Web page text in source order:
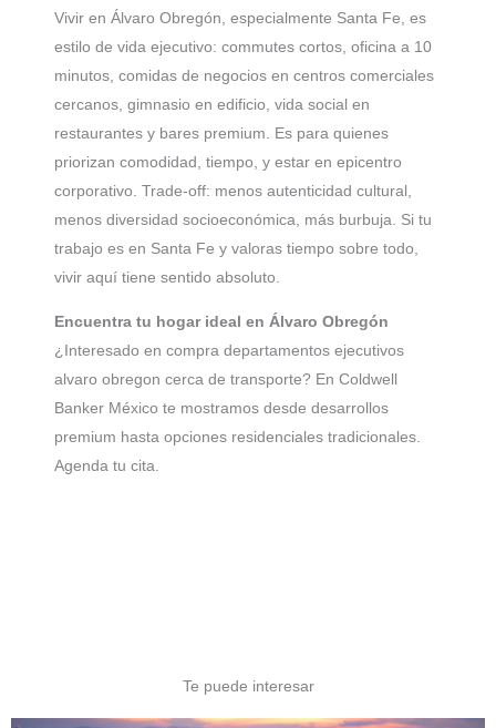
Vivir en Álvaro Obregón, especialmente Santa Fe, es
estilo de vida ejecutivo: commutes cortos, oficina a 10
minutos, comidas de negocios en centros comerciales
cercanos, gimnasio en edificio, vida social en
restaurantes y bares premium. Es para quienes
priorizan comodidad, tiempo, y estar en epicentro
corporativo. Trade-off: menos autenticidad cultural,
menos diversidad socioeconómica, más burbuja. Si tu
trabajo es en Santa Fe y valoras tiempo sobre todo,
vivir aquí tiene sentido absoluto.
Encuentra tu hogar ideal en Álvaro Obregón
¿Interesado en compra departamentos ejecutivos
alvaro obregon cerca de transporte? En Coldwell
Banker México te mostramos desde desarrollos
premium hasta opciones residenciales tradicionales.
Agenda tu cita.
Te puede interesar